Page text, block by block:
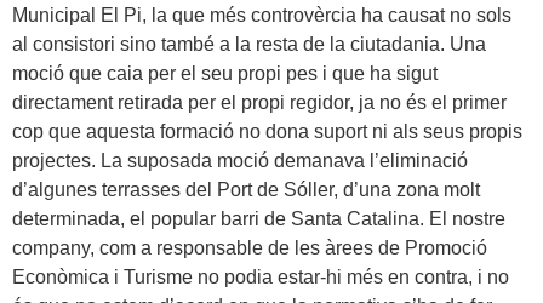
Municipal El Pi, la que més controvèrcia ha causat no sols
al consistori sino també a la resta de la ciutadania. Una
moció que caia per el seu propi pes i que ha sigut
directament retirada per el propi regidor, ja no és el primer
cop que aquesta formació no dona suport ni als seus propis
projectes. La suposada moció demanava l’eliminació
d’algunes terrasses del Port de Sóller, d’una zona molt
determinada, el popular barri de Santa Catalina. El nostre
company, com a responsable de les àrees de Promoció
Econòmica i Turisme no podia estar-hi més en contra, i no